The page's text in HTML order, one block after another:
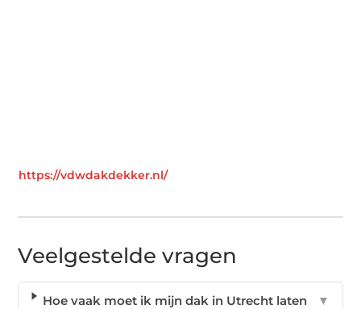
https://vdwdakdekker.nl/
Veelgestelde vragen
Hoe vaak moet ik mijn dak in Utrecht laten
▼